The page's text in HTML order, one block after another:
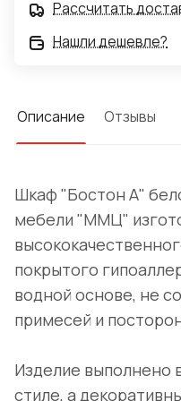
Рассчитать
Нашли дешевле?
Описание Отзывы
Шкаф "Бостон А"
мебели "ММЦ"
покрытого
водной основе, не
примесей и
Изделие выполнено
стиле, а